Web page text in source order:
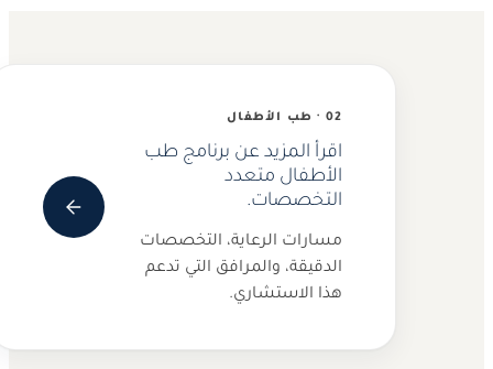
اقرأ المزيد عن برنامج طب
الأطفال متعدد
التخصصات.
مسارات الرعاية، التخصصات
الدقيقة، والمرافق التي تدعم
هذا الاستشاري.